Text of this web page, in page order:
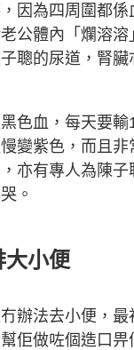
因為四周圍都
公體內「爛溶
聰的尿道，腎
色血，每天要
變紫色，而且
亦有專人為陳
。
大小便
辦法去小便，
佢做咗個造口